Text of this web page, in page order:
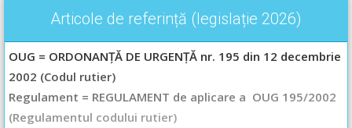
Găsiți aici lecție video cu viteza de deplasare --
Codul Rutier - Viteza de deplasare
Articole de referință (legislație 2026)
OUG = ORDONANŢĂ DE URGENŢĂ nr. 195 din 12 decembrie
2002 (Codul rutier)
Regulament = REGULAMENT de aplicare a OUG 195/2002
(Regulamentul codului rutier)